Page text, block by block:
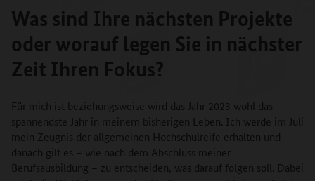
Was sind Ihre nächsten Projekte
oder worauf legen Sie in nächster
Zeit Ihren Fokus?
Für mich ist beziehungsweise wird das Jahr 2023 wohl das
spannendste Jahr in meinem bisherigen Leben. Ich werde im Juli
mein Zeugnis der allgemeinen Hochschulreife erhalten und
danach gilt es – wie nach dem Abschluss meiner
Berufsausbildung ­– zu entscheiden, was darauf folgen soll. Dabei